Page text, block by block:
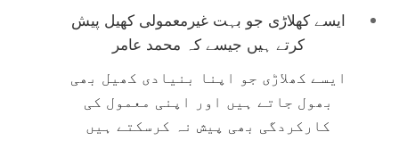
ایسے کھلاڑی جو بہت غیرمعمولی کھیل پیش
کرتے ہیں جیسے کہ محمد عامر
ایسے کھلاڑی جو اپنا بنیادی کھیل بھی
بھول جاتے ہیں اور اپنی معمول کی
کارکردگی بھی پیش نہ کرسکتے ہیں